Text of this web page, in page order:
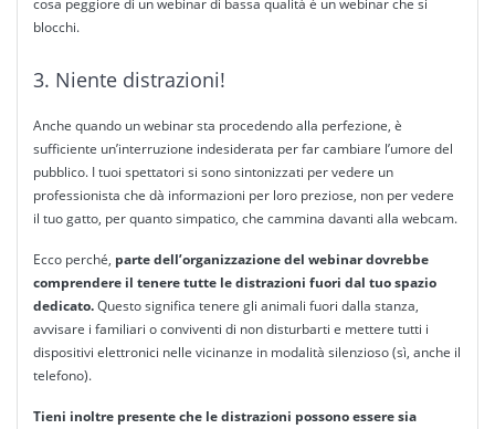
cosa peggiore di un webinar di bassa qualità è un webinar che si
blocchi.
3. Niente distrazioni!
Anche quando un webinar sta procedendo alla perfezione, è
sufficiente un’interruzione indesiderata per far cambiare l’umore del
pubblico. I tuoi spettatori si sono sintonizzati per vedere un
professionista che dà informazioni per loro preziose, non per vedere
il tuo gatto, per quanto simpatico, che cammina davanti alla webcam.
Ecco perché, parte dell’organizzazione del webinar dovrebbe
comprendere il tenere tutte le distrazioni fuori dal tuo spazio
dedicato.Questo significa tenere gli animali fuori dalla stanza,
avvisare i familiari o conviventi di non disturbarti e mettere tutti i
dispositivi elettronici nelle vicinanze in modalità silenzioso (sì, anche il
telefono).
Tieni inoltre presente che le distrazioni possono essere sia